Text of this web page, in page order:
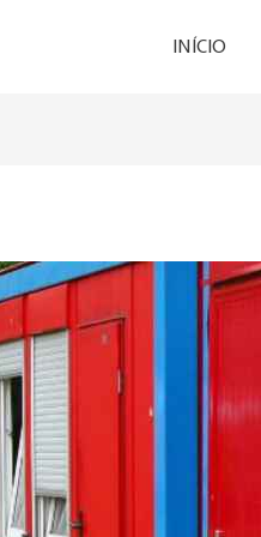
INÍCIO